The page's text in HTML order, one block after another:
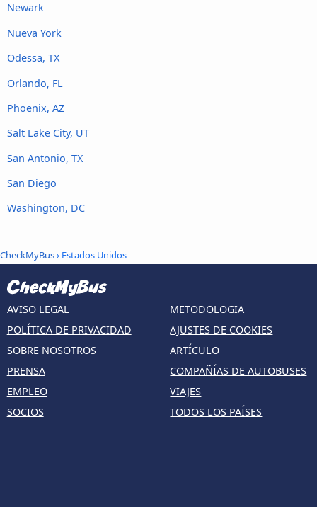
Newark
Nueva York
Odessa, TX
Orlando, FL
Phoenix, AZ
Salt Lake City, UT
San Antonio, TX
San Diego
Washington, DC
CheckMyBus› Estados Unidos
AVISO LEGAL
POLÍTICA DE PRIVACIDAD
SOBRE NOSOTROS
PRENSA
EMPLEO
SOCIOS
METODOLOGIA
AJUSTES DE COOKIES
ARTÍCULO
COMPAÑÍAS DE AUTOBUSES
VIAJES
TODOS LOS PAÍSES